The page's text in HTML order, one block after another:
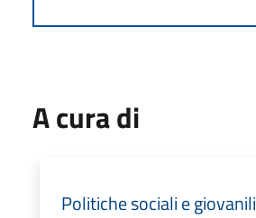
A cura di
Politiche sociali e giovanili